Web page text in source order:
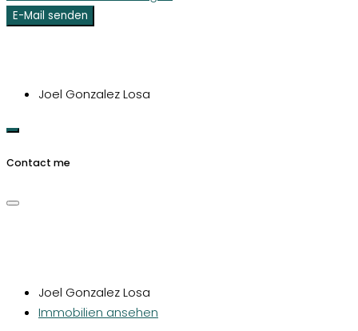
E-Mail senden
Joel Gonzalez Losa
Contact me
Joel Gonzalez Losa
Immobilien ansehen